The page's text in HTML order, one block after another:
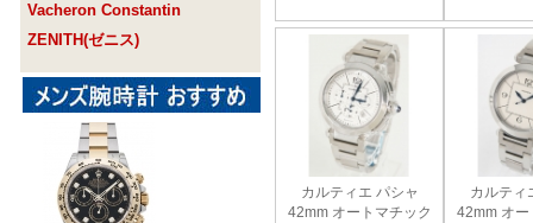
Vacheron Constantin
ZENITH(ゼニス)
カルティエ パシャ
42mm オートマチック
カルティ
42mm オー